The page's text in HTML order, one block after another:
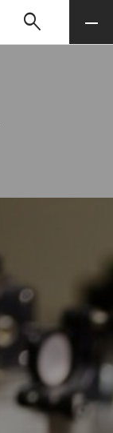
Söksearch Meny